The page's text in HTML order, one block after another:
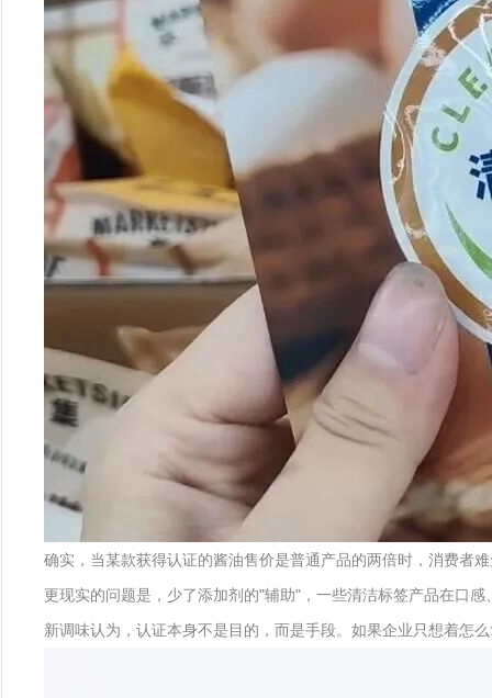
确实，当某款获得认证的酱油售价是普通产品的两倍时，消费者
更现实的问题是，少了添加剂的"辅助"，一些清洁标签产品在口
新调味认为，认证本身不是目的，而是手段。如果企业只想着